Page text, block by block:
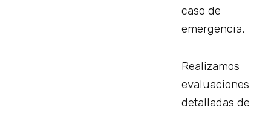
caso de
emergencia.
Realizamos
evaluaciones
detalladas de